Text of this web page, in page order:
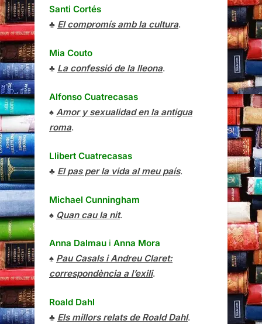
Santi Cortés
♣ El compromís amb la cultura.
Mia Couto
♣ La confessió de la lleona.
Alfonso Cuatrecasas
♠ Amor y sexualidad en la antigua
roma.
Llibert Cuatrecasas
♣ El pas per la vida al meu país.
Michael Cunningham
♠ Quan cau la nit.
Anna Dalmau i Anna Mora
♠ Pau Casals i Andreu Claret:
correspondència a l’exili.
Roald Dahl
♣ Els millors relats de Roald Dahl.